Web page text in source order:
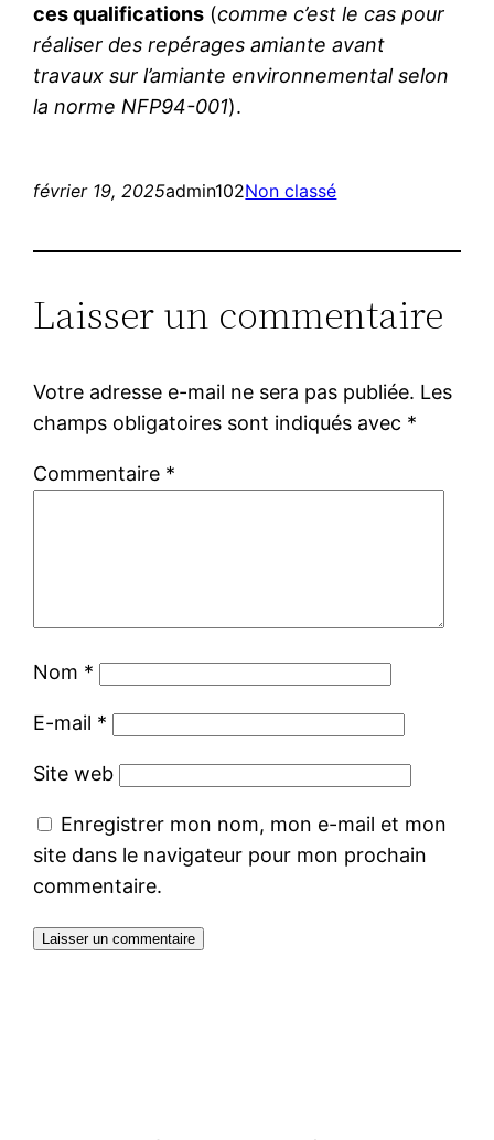
ces qualifications (comme c’est le cas pour
réaliser des repérages amiante avant
travaux sur l’amiante environnemental selon
la norme NFP94-001).
février 19, 2025admin102Non classé
Laisser un commentaire
Votre adresse e-mail ne sera pas publiée. Les
champs obligatoires sont indiqués avec *
Commentaire *
Nom *
E-mail *
Site web
Enregistrer mon nom, mon e-mail et mon
site dans le navigateur pour mon prochain
commentaire.